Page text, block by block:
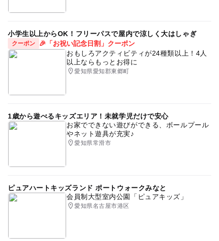
小学生以上からOK！フリーパスで屋内で涼しく大はしゃぎ
クーポン
🎉「お祝い記念日割」クーポン
おもしろアクティビティが24種類以上！4人
以上ならもっとお得に
愛知県愛知郡東郷町
1歳から遊べるキッズエリア！未就学児だけで安心
お家でできない遊びができる、ボールプール
やネット遊具が充実♪
愛知県常滑市
ピュアハートキッズランド ポートウォークみなと
会員制大型室内公園「ピュアキッズ」
愛知県名古屋市港区